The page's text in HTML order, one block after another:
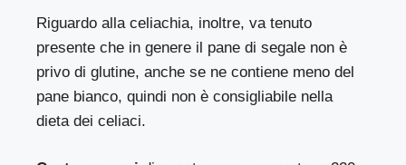
Riguardo alla celiachia, inoltre, va tenuto
presente che in genere il pane di segale non è
privo di glutine, anche se ne contiene meno del
pane bianco, quindi non è consigliabile nella
dieta dei celiaci.